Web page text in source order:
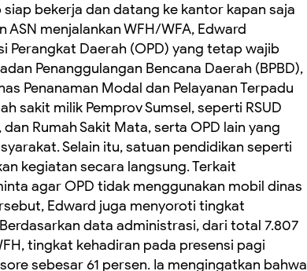
bekerja dan datang ke kantor kapan saja
menjalankan WFH/WFA, Edward
Perangkat Daerah (OPD) yang tetap wajib
Penanggulangan Bencana Daerah (BPBD),
Penanaman Modal dan Pelayanan Terpadu
sakit milik Pemprov Sumsel, seperti RSUD
Rumah Sakit Mata, serta OPD lain yang
Selain itu, satuan pendidikan seperti
kegiatan secara langsung. Terkait
agar OPD tidak menggunakan mobil dinas
Edward juga menyoroti tingkat
data administrasi, dari total 7.807
tingkat kehadiran pada presensi pagi
sebesar 61 persen. Ia mengingatkan bahwa